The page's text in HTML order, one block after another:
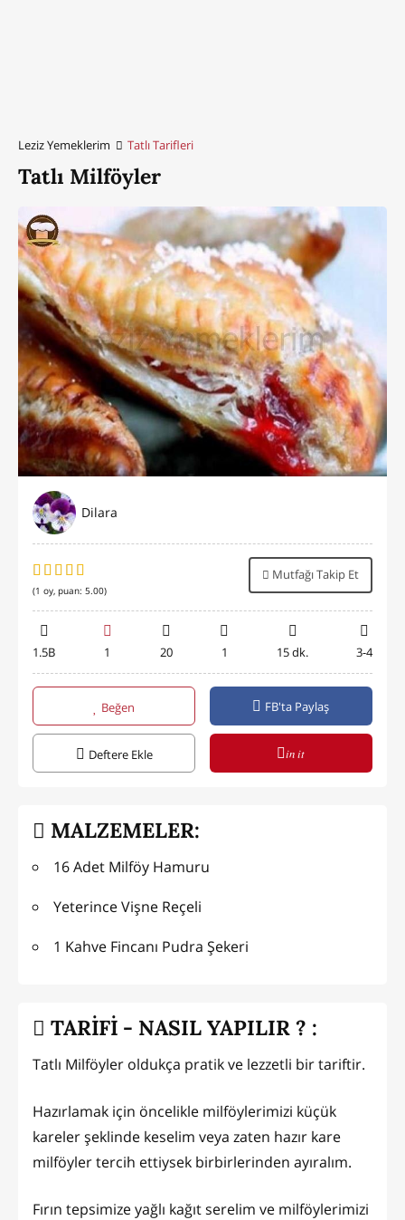
Leziz Yemeklerim Tatlı Tarifleri
Tatlı Milföyler
Dilara
(1 oy, puan: 5.00)
Mutfağı Takip Et
1.5B 1 20 1 15 dk. 3-4
Beğen FB'ta Paylaş
Deftere Ekle in it
MALZEMELER:
16 Adet Milföy Hamuru
Yeterince Vişne Reçeli
1 Kahve Fincanı Pudra Şekeri
TARİFİ - NASIL YAPILIR ? :
Tatlı Milföyler oldukça pratik ve lezzetli bir tariftir.
Hazırlamak için öncelikle milföylerimizi küçük
kareler şeklinde keselim veya zaten hazır kare
milföyler tercih ettiysek birbirlerinden ayıralım.
Fırın tepsimize yağlı kağıt serelim ve milföylerimizi